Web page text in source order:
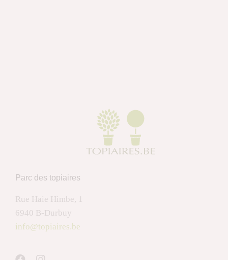
Parc des topiaires
Rue Haie Himbe, 1
6940 B-Durbuy
info@topiaires.be